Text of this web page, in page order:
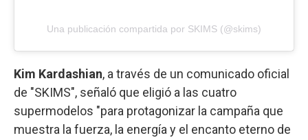
Una publicación compartida por SKIMS (@skims)
Kim Kardashian, a través de un comunicado oficial
de "SKIMS", señaló que eligió a las cuatro
supermodelos "para protagonizar la campaña que
muestra la fuerza, la energía y el encanto eterno de